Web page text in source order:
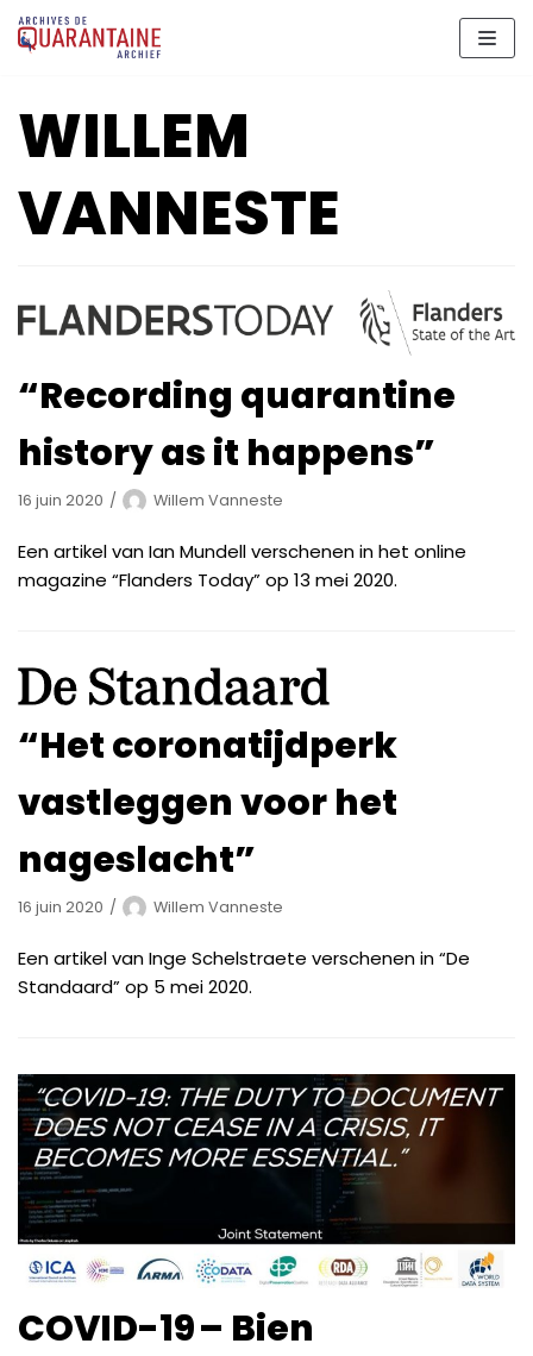
Aller
au
WILLEM
VANNESTE
“Recording quarantine
history as it happens”
16 juin 2020 Willem Vanneste
Een artikel van Ian Mundell verschenen in het online
magazine “Flanders Today” op 13 mei 2020.
“Het coronatijdperk
vastleggen voor het
nageslacht”
16 juin 2020 Willem Vanneste
Een artikel van Inge Schelstraete verschenen in “De
Standaard” op 5 mei 2020.
COVID-19 – Bien